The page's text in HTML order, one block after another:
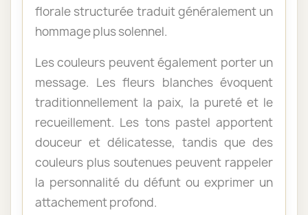
florale structurée traduit généralement un
hommage plus solennel.
Les couleurs peuvent également porter un
message. Les fleurs blanches évoquent
traditionnellement la paix, la pureté et le
recueillement. Les tons pastel apportent
douceur et délicatesse, tandis que des
couleurs plus soutenues peuvent rappeler
la personnalité du défunt ou exprimer un
attachement profond.